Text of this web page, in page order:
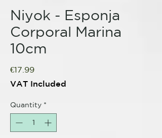
Niyok - Esponja
Corporal Marina
10cm
€17.99Price
VAT Included
Quantity *